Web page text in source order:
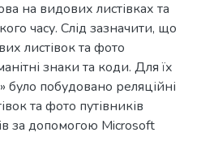
на видових листівках та
часу. Слід зазначити, що
листівок та фото
знаки та коди. Для їх
було побудовано реляційні
та фото путівників
за допомогою Microsoft